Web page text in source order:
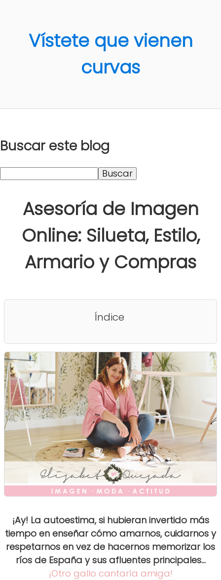
Vístete que vienen
curvas
Buscar este blog
Asesoría de Imagen
Online: Silueta, Estilo,
Armario y Compras
Índice
¡Ay! La autoestima, si hubieran invertido más
tiempo en enseñar cómo amarnos, cuidarnos y
respetarnos en vez de hacernos memorizar los
ríos de España y sus afluentes principales...
¡Otro gallo cantaría amiga!